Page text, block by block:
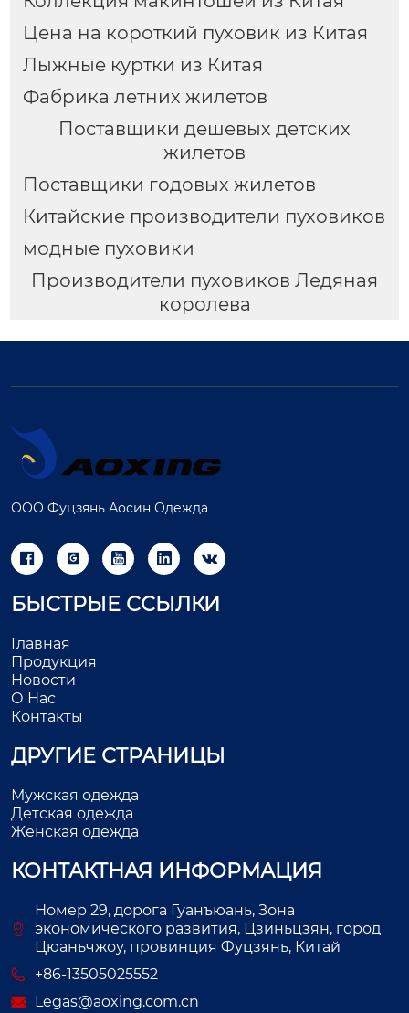
Цена на короткий пуховик из Китая
Лыжные куртки из Китая
Фабрика летних жилетов
Поставщики дешевых детских
жилетов
Поставщики годовых жилетов
Китайские производители пуховиков
модные пуховики
Производители пуховиков Ледяная
королева
ООО Фуцзянь Аосин Одежда
    
БЫСТРЫЕ ССЫЛКИ
Главная
Продукция
Новости
О Нас
Контакты
ДРУГИЕ СТРАНИЦЫ
Мужская одежда
Детская одежда
Женская одежда
КОНТАКТНАЯ ИНФОРМАЦИЯ
Номер 29, дорога Гуанъюань, Зона
экономического развития, Цзиньцзян, город
Цюаньчжоу, провинция Фуцзянь, Китай
+86-13505025552
Legas@aoxing.com.cn